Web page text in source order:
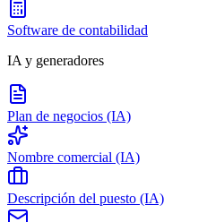
Software de contabilidad
IA y generadores
Plan de negocios (IA)
Nombre comercial (IA)
Descripción del puesto (IA)